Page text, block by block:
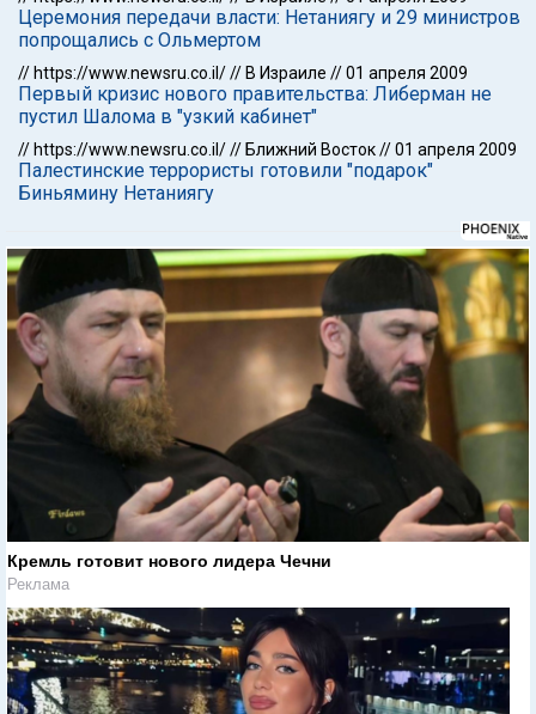
Церемония передачи власти: Нетаниягу и 29 министров
попрощались с Ольмертом
// https://www.newsru.co.il/// В Израиле //01 апреля 2009
Первый кризис нового правительства: Либерман не
пустил Шалома в "узкий кабинет"
// https://www.newsru.co.il/// Ближний Восток//01 апреля 2009
Палестинские террористы готовили "подарок"
Биньямину Нетаниягу
Кремль готовит нового лидера Чечни
Реклама